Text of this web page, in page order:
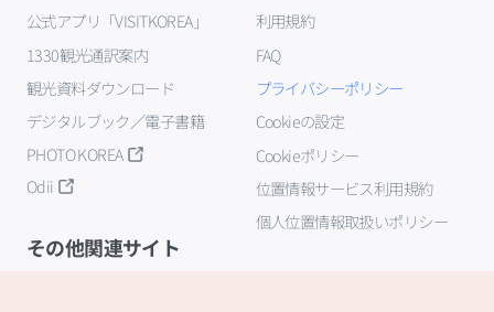
公式アプリ「VISITKOREA」
1330観光通訳案内
観光資料ダウンロード
デジタルブック／電子書籍
PHOTO KOREA
Odii
利用規約
FAQ
プライバシーポリシー
Cookieの設定
Cookieポリシー
位置情報サービス利用規約
個人位置情報取扱いポリシー
その他関連サイト